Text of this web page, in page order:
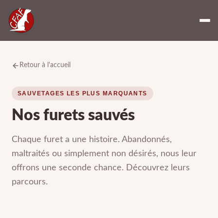
Retour à l'accueil
SAUVETAGES LES PLUS MARQUANTS
Nos furets sauvés
Chaque furet a une histoire. Abandonnés,
maltraités ou simplement non désirés, nous leur
offrons une seconde chance. Découvrez leurs
parcours.